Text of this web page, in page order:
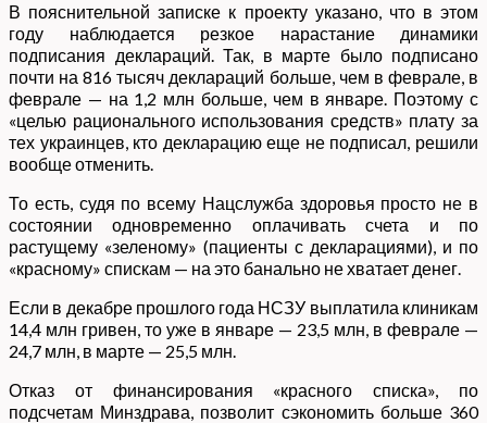
В пояснительной записке к проекту указано, что в этом
году наблюдается резкое нарастание динамики
подписания деклараций. Так, в марте было подписано
почти на 816 тысяч деклараций больше, чем в феврале, в
феврале — на 1,2 млн больше, чем в январе. Поэтому с
«целью рационального использования средств» плату за
тех украинцев, кто декларацию еще не подписал, решили
вообще отменить.
То есть, судя по всему Нацслужба здоровья просто не в
состоянии одновременно оплачивать счета и по
растущему «зеленому» (пациенты с декларациями), и по
«красному» спискам — на это банально не хватает денег.
Если в декабре прошлого года НСЗУ выплатила клиникам
14,4 млн гривен, то уже в январе — 23,5 млн, в феврале —
24,7 млн, в марте — 25,5 млн.
Отказ от финансирования «красного списка», по
подсчетам Минздрава, позволит сэкономить больше 360